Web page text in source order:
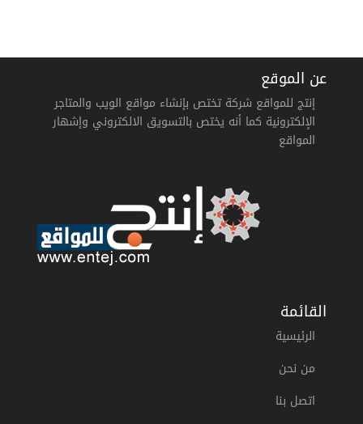
عن الموقع
إنتج للمواقع شركة تختص بإنشاء مواقع الويب والمتاجر
الإلكترونية كما أنه يختص بالتسويق الالكتروني وإشهار
المواقع
القائمة
الرئيسية
من نحن
اتصل بنا